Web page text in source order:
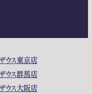
ウス東京店
ウス群馬店
ウス大阪店